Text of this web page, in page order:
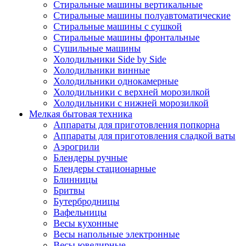
Стиральные машины вертикальные
Стиральные машины полуавтоматические
Стиральные машины с сушкой
Стиральные машины фронтальные
Сушильные машины
Холодильники Side by Side
Холодильники винные
Холодильники однокамерные
Холодильники с верхней морозилкой
Холодильники с нижней морозилкой
Мелкая бытовая техника
Аппараты для приготовления попкорна
Аппараты для приготовления сладкой ваты
Аэрогрили
Блендеры ручные
Блендеры стационарные
Блинницы
Бритвы
Бутербродницы
Вафельницы
Весы кухонные
Весы напольные электронные